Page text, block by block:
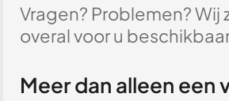
Vragen? Problemen? Wij
overal voor u
Meer dan alleen een